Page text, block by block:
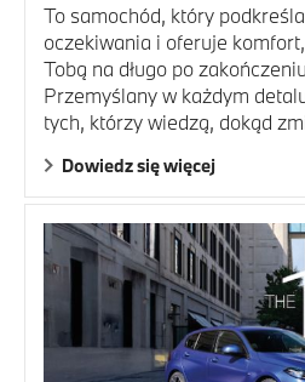
To samochód, który
oczekiwania i oferuje
Tobą na długo po
Przemyślany w każdym
tych, którzy wiedzą, dokąd
Dowiedz się więcej